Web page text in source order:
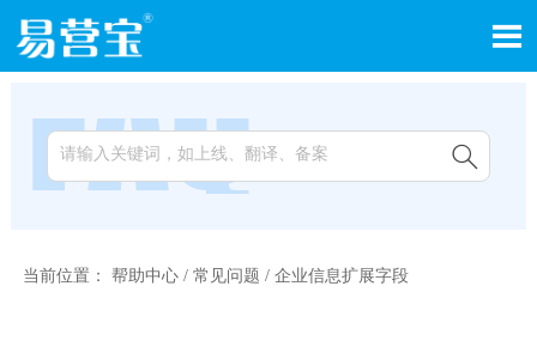


当前位置： 帮助中心/ 常见问题 / 企业信息扩展字段